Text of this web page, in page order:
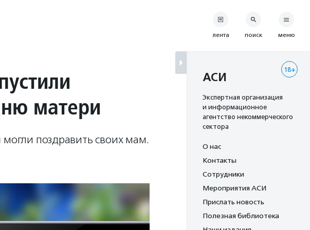
матери
могли поздравить своих мам.
лента поиск меню
18+
АСИ
Экспертная организация
и информационное
агентство некоммерческого
сектора
О нас
Контакты
Сотрудники
Мероприятия АСИ
Прислать новость
Полезная библиотека